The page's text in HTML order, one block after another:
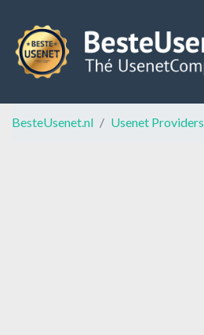
BesteUsenet.nl Usenet Providers